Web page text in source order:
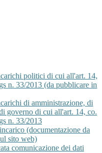
politici di cui all'art. 14,
n. 33/2013 (da pubblicare in
di amministrazione, di
governo di cui all'art. 14, co.
n. 33/2013
(documentazione da
sito web)
comunicazione dei dati